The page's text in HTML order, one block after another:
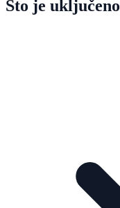
Što je uključeno